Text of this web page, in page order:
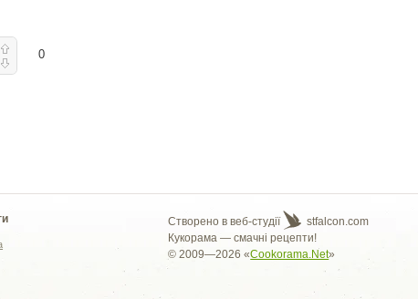
0
Створено в веб-студії
stfalcon.com
Кукорама — смачні рецепти!
© 2009—2026 «Cookorama.Net»